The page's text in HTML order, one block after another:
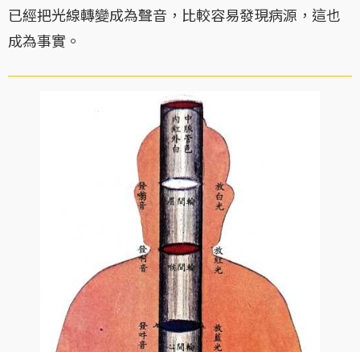
已經把光線轉變成為聲音，比較容易發現病源，這也
成為事實。